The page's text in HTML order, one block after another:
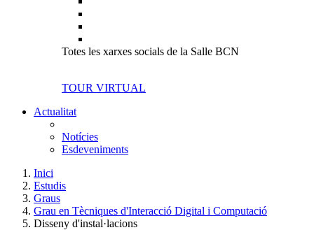
Totes les xarxes socials de la Salle BCN
TOUR VIRTUAL
Actualitat
Notícies
Esdeveniments
Inici
Estudis
Graus
Grau en Tècniques d'Interacció Digital i Computació
Disseny d'instal·lacions